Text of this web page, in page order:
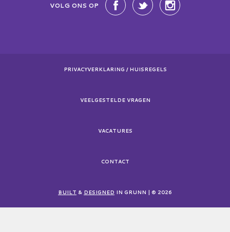
VOLG ONS OP
PRIVACYVERKLARING / HUISREGELS
VEELGESTELDE VRAGEN
VACATURES
CONTACT
BUILT & DESIGNED IN GRUNN | © 2026